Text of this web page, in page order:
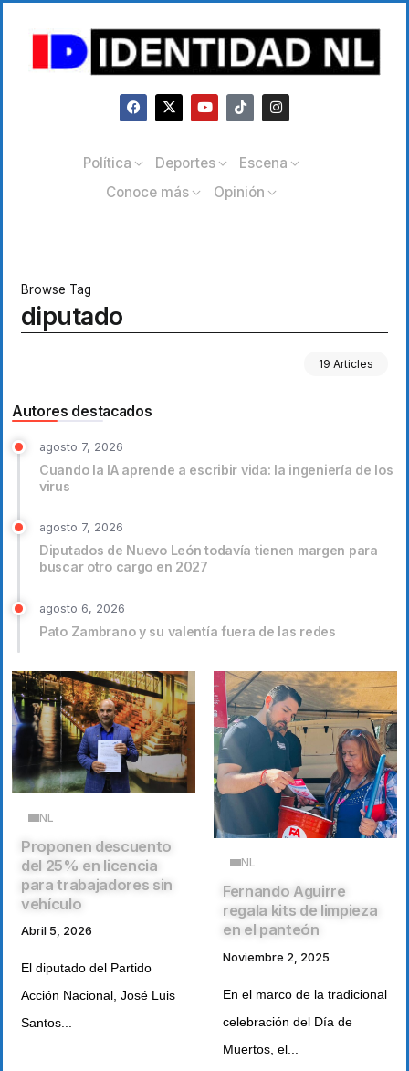
Política Deportes
Escena
Conoce más
Opinión
Browse Tag
diputado
19 Articles
Autores destacados
agosto 7, 2026
Cuando la IA aprende a escribir vida: la ingeniería de los
virus
agosto 7, 2026
Diputados de Nuevo León todavía tienen margen para
buscar otro cargo en 2027
agosto 6, 2026
Pato Zambrano y su valentía fuera de las redes
NL
Proponen descuento
del 25% en licencia
para trabajadores sin
vehículo
Abril 5, 2026
El diputado del Partido
Acción Nacional, José Luis
Santos...
NL
Fernando Aguirre
regala kits de limpieza
en el panteón
Noviembre 2, 2025
En el marco de la tradicional
celebración del Día de
Muertos, el...